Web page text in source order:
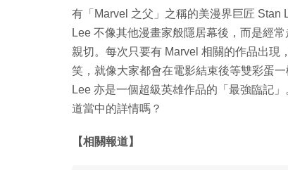
有「Marvel 之父」之稱的美漫界巨匠 Stan
Lee 不像其他漫畫家般隱居幕後，而是經
親切。每次只要有 Marvel 相關的作品出現
笑，就像大家都會在電影結束後等雙彩蛋
Lee 亦是一個超級英雄作品的「最強臨記
道當中的詳情嗎？
【相關報道】